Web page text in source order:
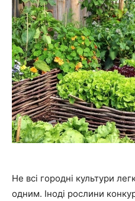
Не всі городні культури
одним. Іноді рослини